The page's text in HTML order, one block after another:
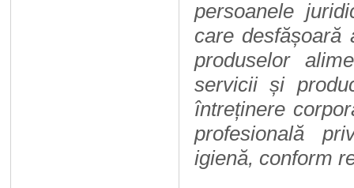
persoanele
care desfășoară
produselor
servicii și
întreținere
profesională
igienă, conform